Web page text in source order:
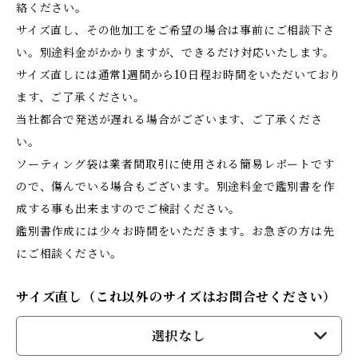
絡ください。
サイズ直し、その他加工をご希望の場合は事前にご相談下さ
い。別途料金がかかりますが、できるだけ対応いたします。
サイズ直しには通常1週間から10日程お時間をいただいており
ます、ご了承ください。
当社都合で発送が遅れる場合がございます、ご了承くださ
い。
ソーティング袋は業者間取引に使用される簡易レポートです
ので、傷んでいる場合もございます。別途料金で鑑別書を作
成する事も出来ますのでご検討ください。
鑑別書作成には少々お時間をいただきます。お急ぎの方は先
にご相談ください。
サイズ直し（これ以外のサイズはお問合せください）
選択なし